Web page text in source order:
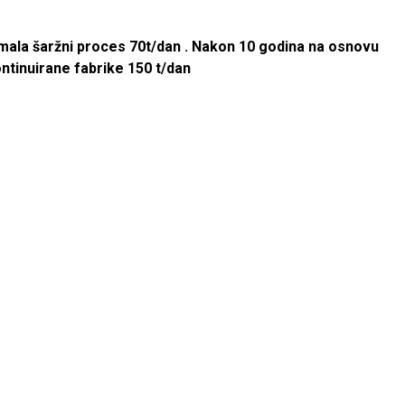
šaržni proces 70t/dan . Nakon 10 godina na osnovu
fabrike 150 t/dan